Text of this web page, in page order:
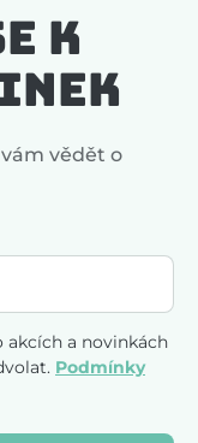
k
vědět o
akcích a novinkách
Podmínky